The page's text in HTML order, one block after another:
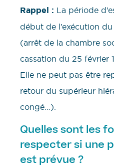
Rappel : La période
début de l’exécution
(arrêt de la chambre
cassation du 25 février
Elle ne peut pas être
retour du supérieur
congé…).
Quelles sont les
respecter si une
est prévue ?